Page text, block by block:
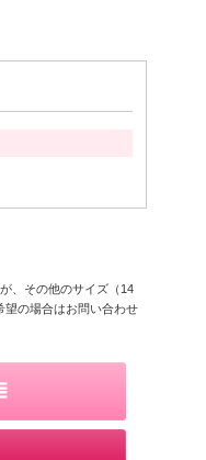
、その他のサイズ（14
望の場合はお問い合わせ